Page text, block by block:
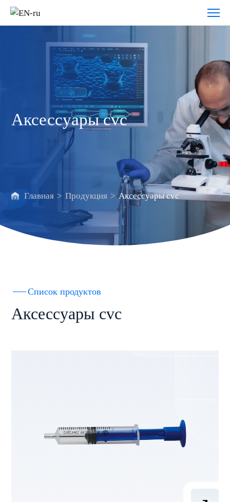
Аксессуары
cvc
Аксессуары cvc
Главная > Продукция > Аксессуары cvc
Список продуктов
Аксессуары cvc